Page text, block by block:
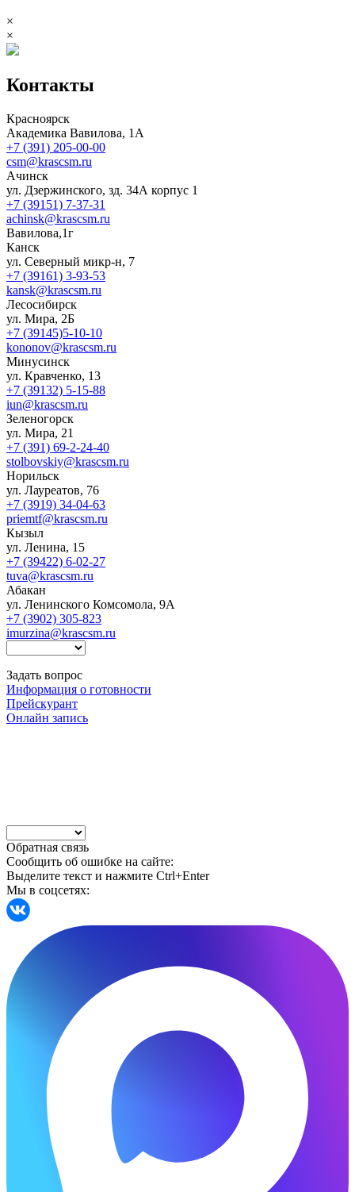
×
×
Контакты
Красноярск
Академика Вавилова, 1А
+7 (391) 205-00-00
csm@krascsm.ru
Ачинск
ул. Дзержинского, зд. 34А корпус 1
+7 (39151) 7-37-31
achinsk@krascsm.ru
Вавилова,1г
Канск
ул. Северный микр-н, 7
+7 (39161) 3-93-53
kansk@krascsm.ru
Лесосибирск
ул. Мира, 2Б
+7 (39145)5-10-10
kononov@krascsm.ru
Минусинск
ул. Кравченко, 13
+7 (39132) 5-15-88
iun@krascsm.ru
Зеленогорск
ул. Мира, 21
+7 (391) 69-2-24-40
stolbovskiy@krascsm.ru
Норильск
ул. Лауреатов, 76
+7 (3919) 34-04-63
priemtf@krascsm.ru
Кызыл
ул. Ленина, 15
+7 (39422) 6-02-27
tuva@krascsm.ru
Абакан
ул. Ленинского Комсомола, 9А
+7 (3902) 305-823
imurzina@krascsm.ru
Задать вопрос
Информация о готовности
Прейскурант
Онлайн запись
Обратная связь
Сообщить об ошибке на сайте:
Выделите текст и нажмите Ctrl+Enter
Мы в соцсетях: